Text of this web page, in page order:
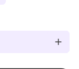
add